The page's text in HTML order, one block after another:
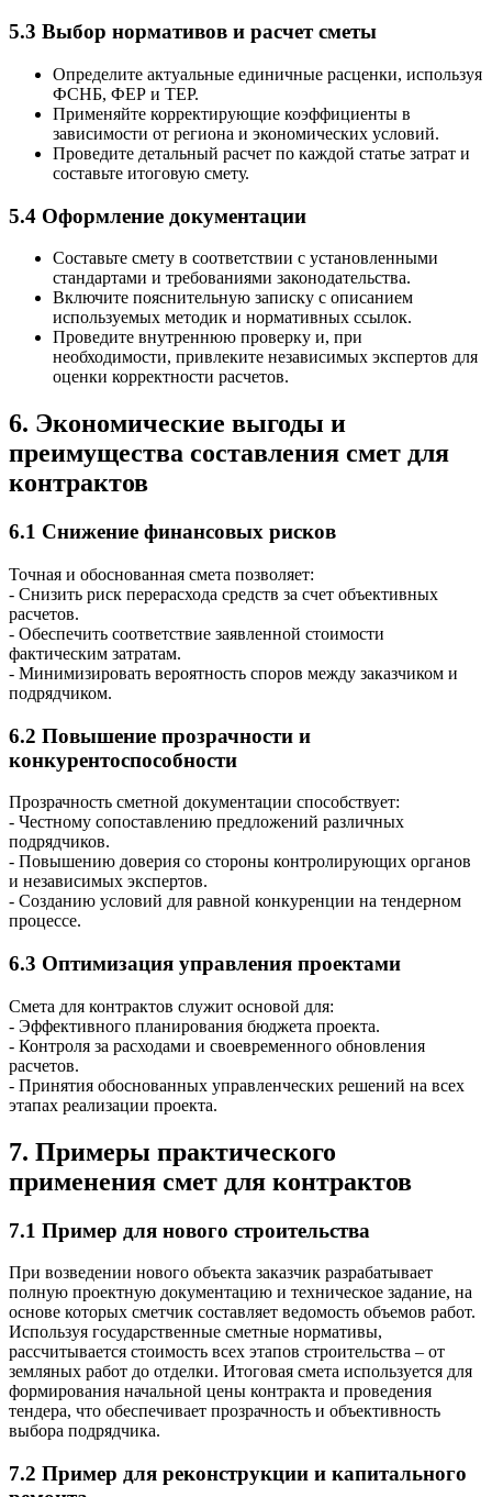
5.3 Выбор нормативов и расчет сметы
Определите актуальные единичные расценки, используя
ФСНБ, ФЕР и ТЕР.
Применяйте корректирующие коэффициенты в
зависимости от региона и экономических условий.
Проведите детальный расчет по каждой статье затрат и
составьте итоговую смету.
5.4 Оформление документации
Составьте смету в соответствии с установленными
стандартами и требованиями законодательства.
Включите пояснительную записку с описанием
используемых методик и нормативных ссылок.
Проведите внутреннюю проверку и, при
необходимости, привлеките независимых экспертов для
оценки корректности расчетов.
6. Экономические выгоды и
преимущества составления смет для
контрактов
6.1 Снижение финансовых рисков
Точная и обоснованная смета позволяет:
- Снизить риск перерасхода средств за счет объективных
расчетов.
- Обеспечить соответствие заявленной стоимости
фактическим затратам.
- Минимизировать вероятность споров между заказчиком и
подрядчиком.
6.2 Повышение прозрачности и
конкурентоспособности
Прозрачность сметной документации способствует:
- Честному сопоставлению предложений различных
подрядчиков.
- Повышению доверия со стороны контролирующих органов
и независимых экспертов.
- Созданию условий для равной конкуренции на тендерном
процессе.
6.3 Оптимизация управления проектами
Смета для контрактов служит основой для:
- Эффективного планирования бюджета проекта.
- Контроля за расходами и своевременного обновления
расчетов.
- Принятия обоснованных управленческих решений на всех
этапах реализации проекта.
7. Примеры практического
применения смет для контрактов
7.1 Пример для нового строительства
При возведении нового объекта заказчик разрабатывает
полную проектную документацию и техническое задание, на
основе которых сметчик составляет ведомость объемов работ.
Используя государственные сметные нормативы,
рассчитывается стоимость всех этапов строительства – от
земляных работ до отделки. Итоговая смета используется для
формирования начальной цены контракта и проведения
тендера, что обеспечивает прозрачность и объективность
выбора подрядчика.
7.2 Пример для реконструкции и капитального